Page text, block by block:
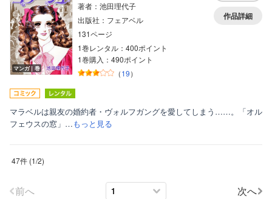
マンガ｜巻
著者：池田理代子
出版社：フェアベル
131ページ
1巻レンタル：400ポイント
1巻購入：490ポイント
（19）
作品詳細
マラベルは親友の婚約者・ヴォルフガングを愛してしまう……。「オル
フェウスの窓」…もっと見る
47件 (1/2)
前へ 次へ